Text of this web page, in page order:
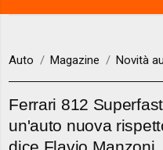
Auto Magazine Novità
Ferrari 812
un'auto nuova